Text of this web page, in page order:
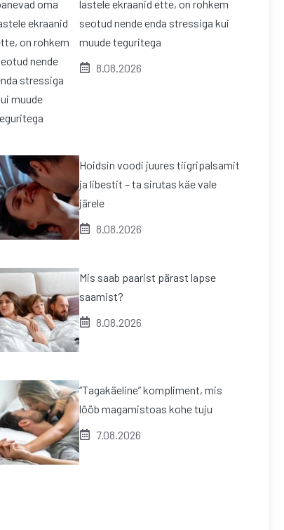
lastele ekraanid ette, on rohkem
seotud nende enda stressiga kui
muude teguritega
8.08.2026
Hoidsin voodi juures tiigripalsamit
ja libestit – ta sirutas käe vale
järele
8.08.2026
Mis saab paarist pärast lapse
saamist?
8.08.2026
“Tagakäeline” kompliment, mis
lööb magamistoas kohe tuju
7.08.2026